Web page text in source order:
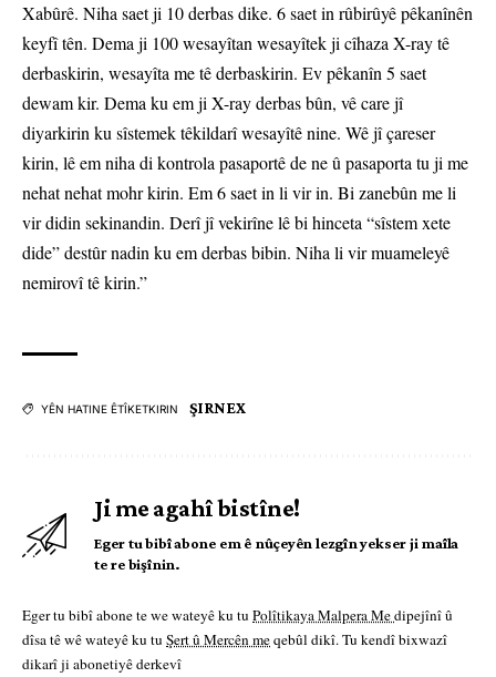
Xabûrê. Niha saet ji 10 derbas dike. 6 saet in rûbirûyê pêkanînên
keyfî tên. Dema ji 100 wesayîtan wesayîtek ji cîhaza X-ray tê
derbaskirin, wesayîta me tê derbaskirin. Ev pêkanîn 5 saet
dewam kir. Dema ku em ji X-ray derbas bûn, vê care jî
diyarkirin ku sîstemek têkildarî wesayîtê nine. Wê jî çareser
kirin, lê em niha di kontrola pasaportê de ne û pasaporta tu ji me
nehat nehat mohr kirin. Em 6 saet in li vir in. Bi zanebûn me li
vir didin sekinandin. Derî jî vekirîne lê bi hinceta “sîstem xete
dide” destûr nadin ku em derbas bibin. Niha li vir muameleyê
nemirovî tê kirin.”
YÊN HATINE ÊTÎKETKIRIN ŞIRNEX
Ji me agahî bistîne!
Eger tu bibî abone em ê nûçeyên lezgîn yekser ji maîla
te re bişînin.
Eger tu bibî abone te we wateyê ku tu Polîtikaya Malpera Medipejînî û
dîsa tê wê wateyê ku tu Şert û Mercên meqebûl dikî. Tu kendî bixwazî
dikarî ji abonetiyê derkevî